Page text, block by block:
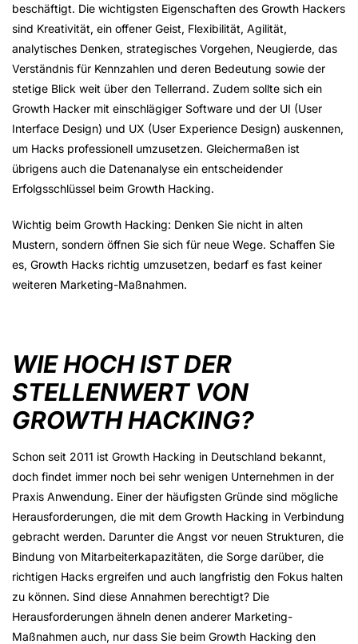
beschäftigt. Die wichtigsten Eigenschaften des Growth Hackers
sind Kreativität, ein offener Geist, Flexibilität, Agilität,
analytisches Denken, strategisches Vorgehen, Neugierde, das
Verständnis für Kennzahlen und deren Bedeutung sowie der
stetige Blick weit über den Tellerrand. Zudem sollte sich ein
Growth Hacker mit einschlägiger Software und der UI (User
Interface Design) und UX (User Experience Design) auskennen,
um Hacks professionell umzusetzen. Gleichermaßen ist
übrigens auch die Datenanalyse ein entscheidender
Erfolgsschlüssel beim Growth Hacking.
Wichtig beim Growth Hacking: Denken Sie nicht in alten
Mustern, sondern öffnen Sie sich für neue Wege. Schaffen Sie
es, Growth Hacks richtig umzusetzen, bedarf es fast keiner
weiteren Marketing-Maßnahmen.
WIE HOCH IST DER
STELLENWERT VON
GROWTH HACKING?
Schon seit 2011 ist Growth Hacking in Deutschland bekannt,
doch findet immer noch bei sehr wenigen Unternehmen in der
Praxis Anwendung. Einer der häufigsten Gründe sind mögliche
Herausforderungen, die mit dem Growth Hacking in Verbindung
gebracht werden. Darunter die Angst vor neuen Strukturen, die
Bindung von Mitarbeiterkapazitäten, die Sorge darüber, die
richtigen Hacks ergreifen und auch langfristig den Fokus halten
zu können. Sind diese Annahmen berechtigt? Die
Herausforderungen ähneln denen anderer Marketing-
Maßnahmen auch, nur dass Sie beim Growth Hacking den